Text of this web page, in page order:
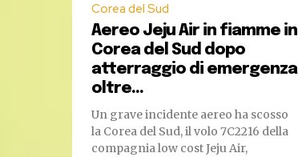
Corea del Sud
Aereo Jeju Air in fiamme in
Corea del Sud dopo
atterraggio di emergenza
oltre...
Un grave incidente aereo ha scosso
la Corea del Sud, il volo 7C2216 della
compagnia low cost Jeju Air,